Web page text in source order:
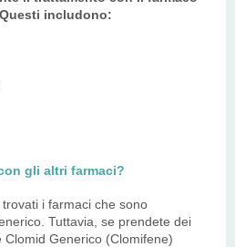
includono:
gli altri farmaci?
i farmaci che sono
Tuttavia, se prendete dei
Generico (Clomifene)